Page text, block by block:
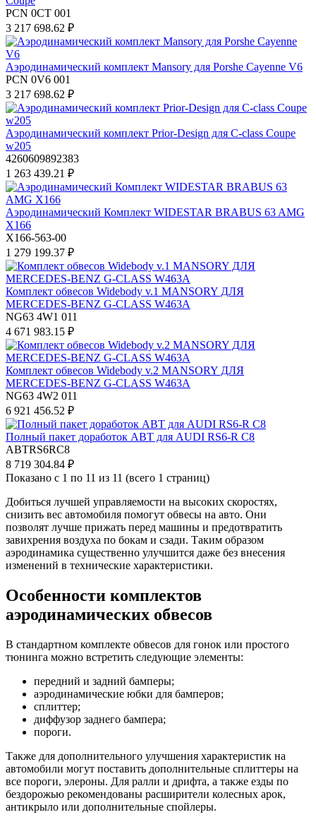
PCN 0CT 001
3 217 698.62 ₽
Аэродинамический комплект Mansory для Porshe Cayenne V6
PCN 0V6 001
3 217 698.62 ₽
Аэродинамический комплект Prior-Design для C-class Coupe
w205
4260609892383
1 263 439.21 ₽
Аэродинамический Комплект WIDESTAR BRABUS 63 AMG
X166
X166-563-00
1 279 199.37 ₽
Комплект обвесов Widebody v.1 MANSORY ДЛЯ
MERCEDES-BENZ G-CLASS W463A
NG63 4W1 011
4 671 983.15 ₽
Комплект обвесов Widebody v.2 MANSORY ДЛЯ
MERCEDES-BENZ G-CLASS W463A
NG63 4W2 011
6 921 456.52 ₽
Полный пакет доработок ABT для AUDI RS6-R C8
ABTRS6RC8
8 719 304.84 ₽
Показано с 1 по 11 из 11 (всего 1 страниц)
Добиться лучшей управляемости на высоких скоростях,
снизить вес автомобиля помогут обвесы на авто. Они
позволят лучше прижать перед машины и предотвратить
завихрения воздуха по бокам и сзади. Таким образом
аэродинамика существенно улучшится даже без внесения
изменений в технические характеристики.
Особенности комплектов
аэродинамических обвесов
В стандартном комплекте обвесов для гонок или простого
тюнинга можно встретить следующие элементы:
передний и задний бамперы;
аэродинамические юбки для бамперов;
сплиттер;
диффузор заднего бампера;
пороги.
Также для дополнительного улучшения характеристик на
автомобили могут поставить дополнительные сплиттеры на
все пороги, элероны. Для ралли и дрифта, а также езды по
бездорожью рекомендованы расширители колесных арок,
антикрыло или дополнительные спойлеры.